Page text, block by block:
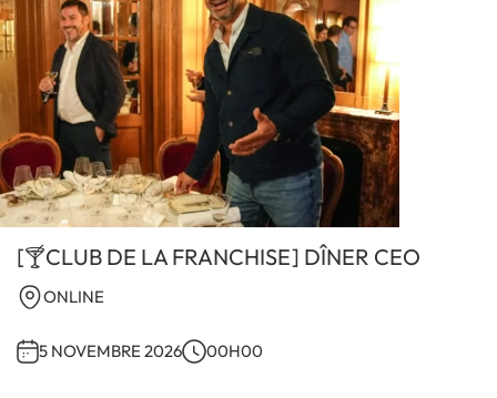
[🍸CLUB DE LA FRANCHISE] DÎNER CEO
ONLINE
5 NOVEMBRE 2026 00H00